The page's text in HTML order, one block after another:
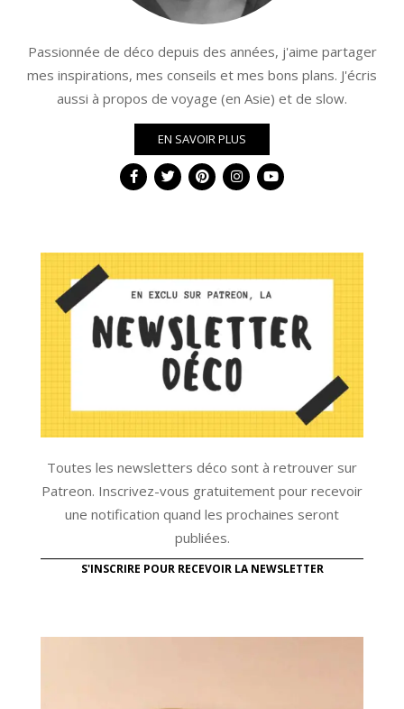
Passionnée de déco depuis des années, j'aime partager
mes inspirations, mes conseils et mes bons plans. J'écris
aussi à propos de voyage (en Asie) et de slow.
EN SAVOIR PLUS
Toutes les newsletters déco sont à retrouver sur
Patreon. Inscrivez-vous gratuitement pour recevoir
une notification quand les prochaines seront
publiées.
S'INSCRIRE POUR RECEVOIR LA NEWSLETTER